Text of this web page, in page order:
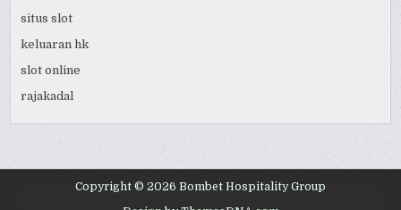
situs slot
keluaran hk
slot online
rajakadal
Copyright © 2026 Bombet Hospitality Group